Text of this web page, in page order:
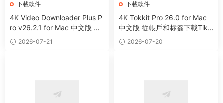
下載軟件
4K Video Downloader Plus P
ro v26.2.1 for Mac 中文版 網
頁視頻下載器
2026-07-21
下載軟件
4K Tokkit Pro 26.0 for Mac
中文版 從帳戶和标簽下載TikT
ok視頻
2026-07-20